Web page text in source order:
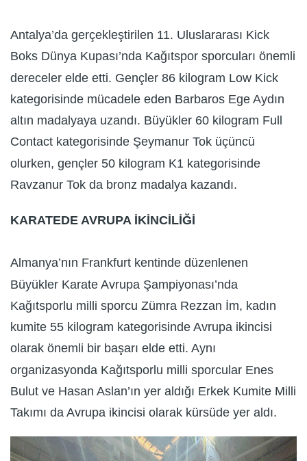
Antalya’da gerçekleştirilen 11. Uluslararası Kick
Boks Dünya Kupası’nda Kağıtspor sporcuları önemli
dereceler elde etti. Gençler 86 kilogram Low Kick
kategorisinde mücadele eden Barbaros Ege Aydın
altın madalyaya uzandı. Büyükler 60 kilogram Full
Contact kategorisinde Şeymanur Tok üçüncü
olurken, gençler 50 kilogram K1 kategorisinde
Ravzanur Tok da bronz madalya kazandı.
KARATEDE AVRUPA İKİNCİLİĞİ
Almanya’nın Frankfurt kentinde düzenlenen
Büyükler Karate Avrupa Şampiyonası’nda
Kağıtsporlu milli sporcu Zümra Rezzan İm, kadın
kumite 55 kilogram kategorisinde Avrupa ikincisi
olarak önemli bir başarı elde etti. Aynı
organizasyonda Kağıtsporlu milli sporcular Enes
Bulut ve Hasan Aslan’ın yer aldığı Erkek Kumite Milli
Takımı da Avrupa ikincisi olarak kürsüde yer aldı.